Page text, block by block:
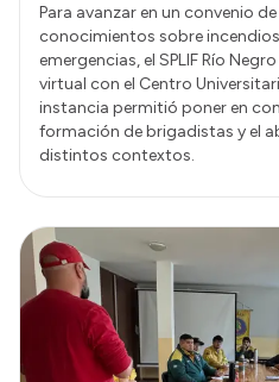
Para avanzar en un convenio
conocimientos sobre
emergencias, el SPLIF Río
virtual con el Centro
instancia permitió poner en
formación de brigadistas y el
distintos contextos.